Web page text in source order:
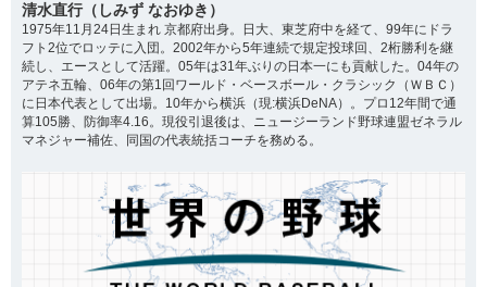
清水直行（しみず なおゆき）
1975年11月24日生まれ 京都府出身。日大、東芝府中を経て、99年にドラ
フト2位でロッテに入団。2002年から5年連続で規定投球回、2桁勝利を継
続し、エースとして活躍。05年は31年ぶりの日本一にも貢献した。04年の
アテネ五輪、06年の第1回ワールド・ベースボール・クラシック（ＷＢＣ）
に日本代表として出場。10年から横浜（現:横浜DeNA）。プロ12年間で通
算105勝、防御率4.16。現役引退後は、ニュージーランド野球連盟ゼネラル
マネジャー補佐、同国の代表統括コーチを務める。